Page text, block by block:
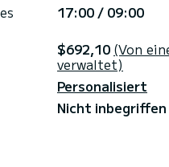
17:00 / 09:00
$692,10 (Von
verwaltet)
Personalisiert
Nicht inbegriffen